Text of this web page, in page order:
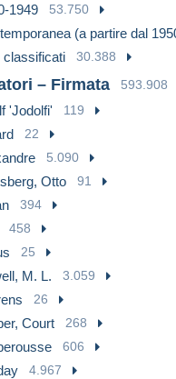
1949 53.750
(a partire dal
classificati 30.388
– Firmata 593.908
'Jodolfi' 119
22
5.090
Otto 91
394
458
25
M. L. 3.059
26
Court 268
606
4.967